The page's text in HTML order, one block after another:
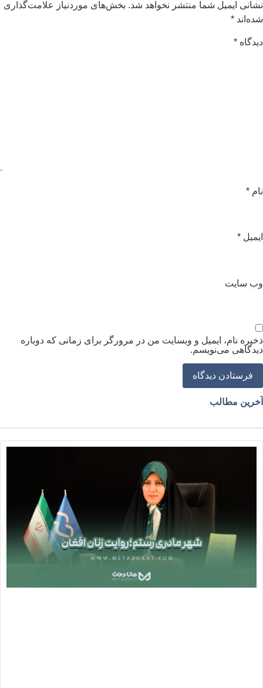
ایمیل شما منتشر نخواهد شد. بخش‌های موردنیاز علامت‌گذاری
*
*
*
*
سایت
نام، ایمیل و وبسایت من در مرورگر برای زمانی که دوباره
می‌نویسم.
مطالب